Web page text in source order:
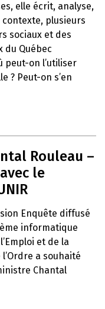
elle écrit, analyse,
plusieurs
sociaux et des
du Québec
peut-on l’utiliser
? Peut-on s’en
Rouleau –
le
Enquête diffusé
informatique
et de la
a souhaité
Chantal